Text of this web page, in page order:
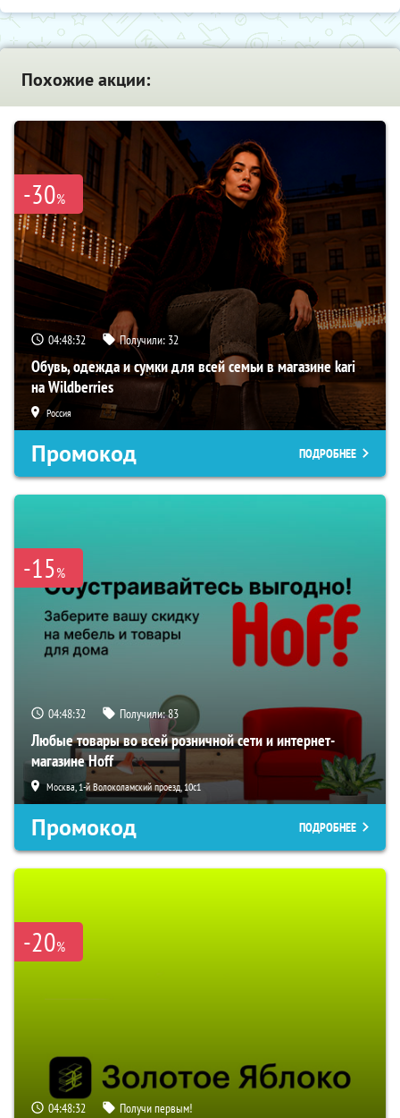
Похожие акции:
-30%
04:48:31 Получили: 32
Обувь, одежда и сумки для всей семьи в магазине kari
на Wildberries
Россия
Промокод ПОДРОБНЕЕ
-15%
04:48:31 Получили:83
Любые товары во всей розничной сети и интернет-
магазине Hoff
Москва, 1-й Волоколамский проезд, 10с1
Промокод ПОДРОБНЕЕ
-20%
04:48:31 Получи первым!